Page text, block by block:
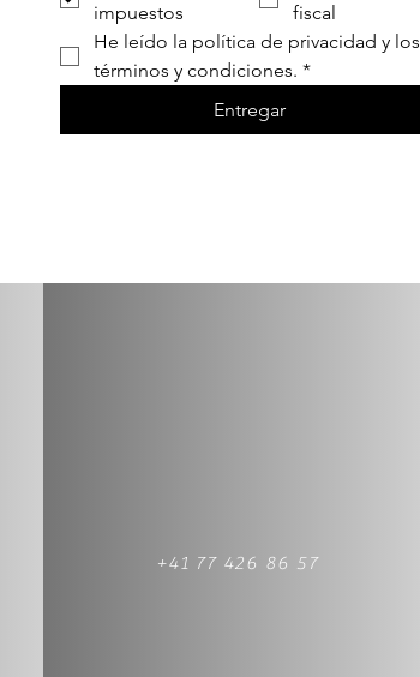
impuestos
fiscal
He leído la política de privacidad y los
términos y condiciones. *
Entregar
+41 77 426 86 57